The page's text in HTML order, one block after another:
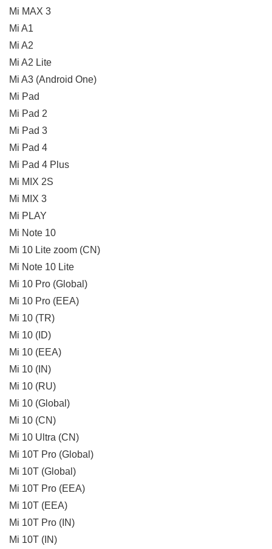
Mi MAX 3
Mi A1
Mi A2
Mi A2 Lite
Mi A3 (Android One)
Mi Pad
Mi Pad 2
Mi Pad 3
Mi Pad 4
Mi Pad 4 Plus
Mi MIX 2S
Mi MIX 3
Mi PLAY
Mi Note 10
Mi 10 Lite zoom (CN)
Mi Note 10 Lite
Mi 10 Pro (Global)
Mi 10 Pro (EEA)
Mi 10 (TR)
Mi 10 (ID)
Mi 10 (EEA)
Mi 10 (IN)
Mi 10 (RU)
Mi 10 (Global)
Mi 10 (CN)
Mi 10 Ultra (CN)
Mi 10T Pro (Global)
Mi 10T (Global)
Mi 10T Pro (EEA)
Mi 10T (EEA)
Mi 10T Pro (IN)
Mi 10T (IN)